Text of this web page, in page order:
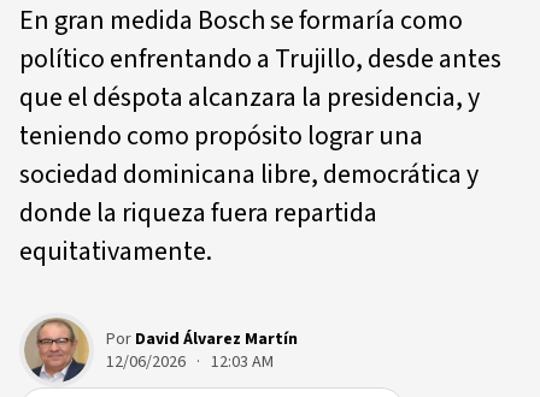
En gran medida Bosch se formaría como
político enfrentando a Trujillo, desde antes
que el déspota alcanzara la presidencia, y
teniendo como propósito lograr una
sociedad dominicana libre, democrática y
donde la riqueza fuera repartida
equitativamente.
Por David Álvarez Martín
12/06/2026 · 12:03 AM